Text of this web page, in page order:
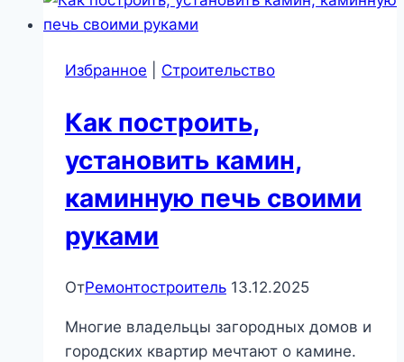
Избранное Строительство
Как построить,
установить камин,
каминную печь своими
руками
ОтРемонтостроитель 13.12.2025
Многие владельцы загородных домов и
городских квартир мечтают о камине.